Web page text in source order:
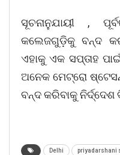
ସୂଚନାନୁଯାୟୀ ,
କଲେଜଗୁଡ଼ିକୁ ବନ୍ଦ
ଏହାକୁ ଏକ ସପ୍ତାହ
ଅନେକ ମେଟ୍ରୋ
ବନ୍ଦ କରିବାକୁ ନିର୍ଦ୍ଦେଶ
Delhi priyadarshani